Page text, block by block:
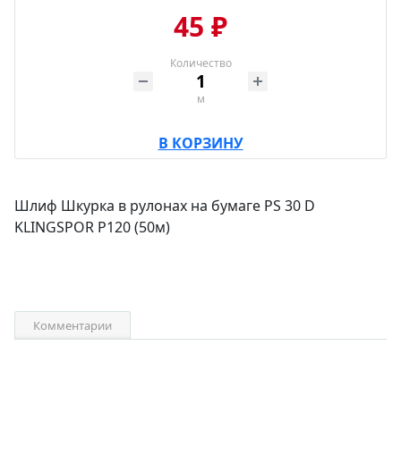
45 ₽
Количество
м
В КОРЗИНУ
Шлиф Шкурка в рулонах на бумаге PS 30 D
KLINGSPOR P120 (50м)
Комментарии